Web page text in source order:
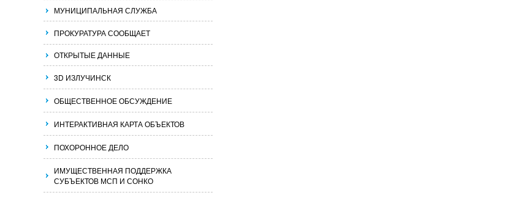
МУНИЦИПАЛЬНАЯ СЛУЖБА
ПРОКУРАТУРА СООБЩАЕТ
ОТКРЫТЫЕ ДАННЫЕ
3D ИЗЛУЧИНСК
ОБЩЕСТВЕННОЕ ОБСУЖДЕНИЕ
ИНТЕРАКТИВНАЯ КАРТА ОБЪЕКТОВ
ПОХОРОННОЕ ДЕЛО
ИМУЩЕСТВЕННАЯ ПОДДЕРЖКА
СУБЪЕКТОВ МСП И СОНКО